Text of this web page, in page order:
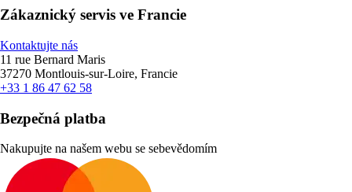
Zákaznický servis ve Francie
Kontaktujte nás
11 rue Bernard Maris
37270 Montlouis-sur-Loire, Francie
+33 1 86 47 62 58
Bezpečná platba
Nakupujte na našem webu se sebevědomím